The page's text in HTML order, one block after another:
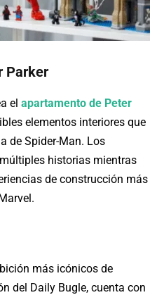
Parker
el apartamento de Peter
elementos interiores que
de Spider-Man. Los
historias mientras
de construcción más
más icónicos de
del Daily Bugle, cuenta con